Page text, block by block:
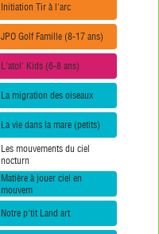
Initiation Tir à l'arc
JPO Golf Famille (8-17 ans)
L'atol' Kids (6-8 ans)
La migration des oiseaux
La vie dans la mare (petits)
Les mouvements du ciel
nocturn
Matière à jouer ciel en
mouvem
Notre p'tit Land art